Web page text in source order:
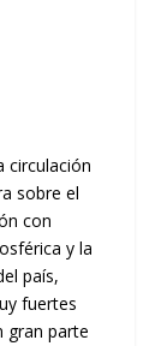
circulación
sobre el
con
y la
país,
fuertes
gran parte